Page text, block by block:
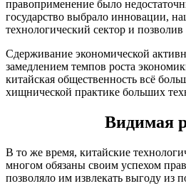
правоприменение было
государство выбрало инновации,
технологический сектор и позволив
Сдерживание экономической
замедлением темпов роста
китайская общественность всё
хищнической практике больших
Видимая
В то же время, китайские
многом обязаны своим успехом
позволяло им извлекать выгоду из